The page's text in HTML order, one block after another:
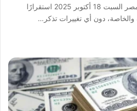
يشهد سعر الدولار اليوم في مصر السبت 18 أكتوبر 2025 استقرارًا
والخاصة، دون أي تغييرات تذكر…